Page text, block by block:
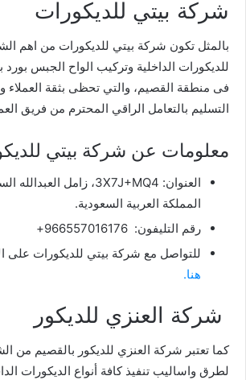
شركة بيتي للديكورات
بالمثل تكون شركة بيتي للديكورات من اهم
للديكورات الداخلية وتركيب الواح الجبس بورد
فى منطقة القصيم، والتي تحظى بثقة العملاء
التسليم بالتعامل الراقي المحترم من فريق
معلومات عن شركة بيتي
العنوان:
المملكة العربية السعودية.
رقم التليفون: 966557016176+
للتواصل مع شركة بيتي للديكورات على
هنا.
شركة العنزي للديكور
كما تعتبر شركة العنزي للديكور بالقصيم من
لطرق واساليب تنفيذ كافة أنواع الديكورات